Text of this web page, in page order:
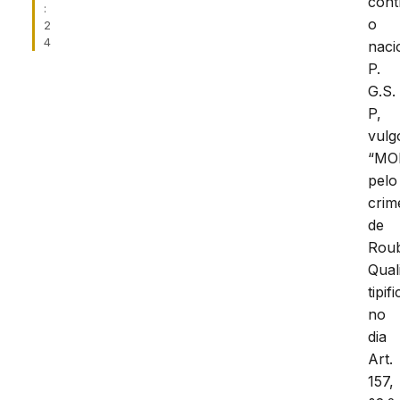
:
2
4
o
P.
G.S.
P,
pelo
de
no
dia
Art.
157,